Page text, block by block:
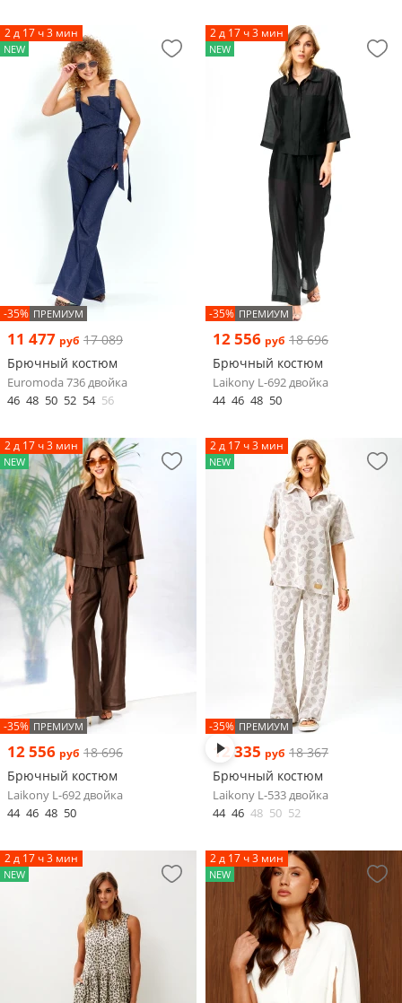
2 д 17 ч 3 мин
NEW
-35% ПРЕМИУМ
11 477 руб 17 089
Брючный костюм
Euromoda 736 двойка
46 48 50 52 54 56
2 д 17 ч 3 мин
NEW
-35% ПРЕМИУМ
12 556 руб 18 696
Брючный костюм
Laikony L-692 двойка
44 46 48 50
2 д 17 ч 3 мин
NEW
-35% ПРЕМИУМ
12 556 руб 18 696
Брючный костюм
Laikony L-692 двойка
44 46 48 50
2 д 17 ч 3 мин
NEW
-35% ПРЕМИУМ
12 335 руб 18 367
Брючный костюм
Laikony L-533 двойка
44 46 48 50 52
2 д 17 ч 3 мин
NEW
2 д 17 ч 3 мин
NEW